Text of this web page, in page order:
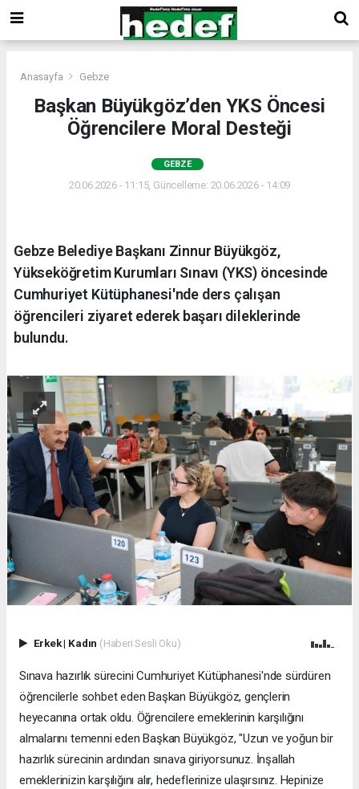
Anasayfa Gebze
Başkan Büyükgöz’den YKS Öncesi
Öğrencilere Moral Desteği
GEBZE
20.06.2026 - 11:15, Güncelleme: 20.06.2026 - 14:09
Gebze Belediye Başkanı Zinnur Büyükgöz,
Yükseköğretim Kurumları Sınavı (YKS) öncesinde
Cumhuriyet Kütüphanesi'nde ders çalışan
öğrencileri ziyaret ederek başarı dileklerinde
bulundu.
Erkek| Kadın (Haberi Sesli Oku)
Sınava hazırlık sürecini Cumhuriyet Kütüphanesi'nde sürdüren
öğrencilerle sohbet eden Başkan Büyükgöz, gençlerin
heyecanına ortak oldu. Öğrencilere emeklerinin karşılığını
almalarını temenni eden Başkan Büyükgöz, "Uzun ve yoğun bir
hazırlık sürecinin ardından sınava giriyorsunuz. İnşallah
emeklerinizin karşılığını alır, hedeflerinize ulaşırsınız. Hepinize